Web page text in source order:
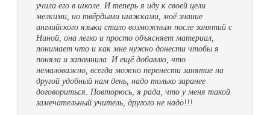
учила его в школе. И теперь я иду к своей цели
мелкими, но твёрдыми шажками, моё знание
английского языка стало возможным после занятий с
Ниной, она легко и просто объясняет материал,
понимает что и как мне нужно донести чтобы я
поняла и запомнила. И ещё добавлю, что
немаловажно, всегда можно перенести занятие на
другой удобный нам день, надо только заранее
договориться. Повторюсь, я рада, что у меня такой
замечательный учитель, другого не надо!!!